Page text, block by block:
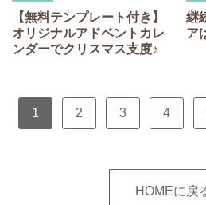
【無料テンプレート付き】
オリジナルアドベントカレ
ンダーでクリスマス支度♪
継
ア
1 2 3 4
HOMEに戻